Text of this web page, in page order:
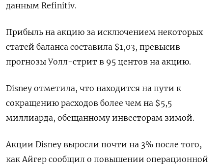
данным Refinitiv.
Прибыль на акцию за исключением некоторых
статей баланса составила $1,03, превысив
прогнозы Уолл-стрит в 95 центов на акцию.
Disney отметила, что находится на пути к
сокращению расходов более чем на $5,5
миллиарда, обещанному инвесторам зимой.
Акции Disney выросли почти на 3% после того,
как Айгер сообщил о повышении операционной